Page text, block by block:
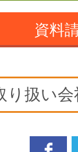
資料
り扱い